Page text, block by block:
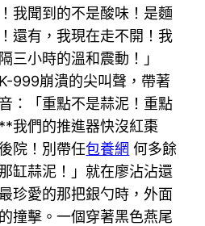
我聞到的不是酸味！是麵
還有，我現在走不開！我
三小時的溫和震動！」
999崩潰的尖叫聲，帶著
：「重點不是蒜泥！重點
我們的推進器快沒紅棗
院！別帶任包養網 何多餘
蒜泥！」就在廖沾沾還
珍愛的那把銀勺時，外面
撞擊。一個穿著黑色燕尾